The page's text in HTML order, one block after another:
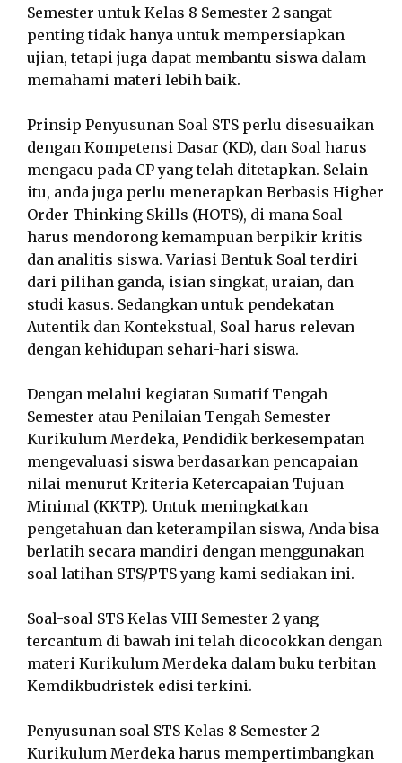
Semester untuk Kelas 8 Semester 2 sangat
penting tidak hanya untuk mempersiapkan
ujian, tetapi juga dapat membantu siswa dalam
memahami materi lebih baik.
Prinsip Penyusunan Soal STS perlu disesuaikan
dengan Kompetensi Dasar (KD), dan Soal harus
mengacu pada CP yang telah ditetapkan. Selain
itu, anda juga perlu menerapkan Berbasis Higher
Order Thinking Skills (HOTS), di mana Soal
harus mendorong kemampuan berpikir kritis
dan analitis siswa. Variasi Bentuk Soal terdiri
dari pilihan ganda, isian singkat, uraian, dan
studi kasus. Sedangkan untuk pendekatan
Autentik dan Kontekstual, Soal harus relevan
dengan kehidupan sehari-hari siswa.
Dengan melalui kegiatan Sumatif Tengah
Semester atau Penilaian Tengah Semester
Kurikulum Merdeka, Pendidik berkesempatan
mengevaluasi siswa berdasarkan pencapaian
nilai menurut Kriteria Ketercapaian Tujuan
Minimal (KKTP). Untuk meningkatkan
pengetahuan dan keterampilan siswa, Anda bisa
berlatih secara mandiri dengan menggunakan
soal latihan STS/PTS yang kami sediakan ini.
Soal-soal STS Kelas VIII Semester 2 yang
tercantum di bawah ini telah dicocokkan dengan
materi Kurikulum Merdeka dalam buku terbitan
Kemdikbudristek edisi terkini.
Penyusunan soal STS Kelas 8 Semester 2
Kurikulum Merdeka harus mempertimbangkan